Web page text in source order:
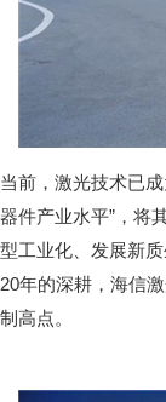
当前，激光技术已
器件产业水平”，将
型工业化、发展新
20年的深耕，海信
制高点。